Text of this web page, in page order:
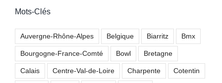
Mots-Clés
Auvergne-Rhône-Alpes Belgique Biarritz Bmx
Bourgogne-France-Comté Bowl Bretagne
Calais Centre-Val-de-Loire Charpente Cotentin